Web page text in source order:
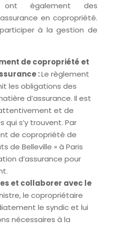
ont également des
en copropriété.
à la gestion de
de copropriété et
:Le règlement
les obligations des
d’assurance. Il est
et de
qui s’y trouvent. Par
de copropriété de
de Belleville » à Paris
d’assurance pour
et collaborer avec le
le copropriétaire
le syndic et lui
nécessaires à la